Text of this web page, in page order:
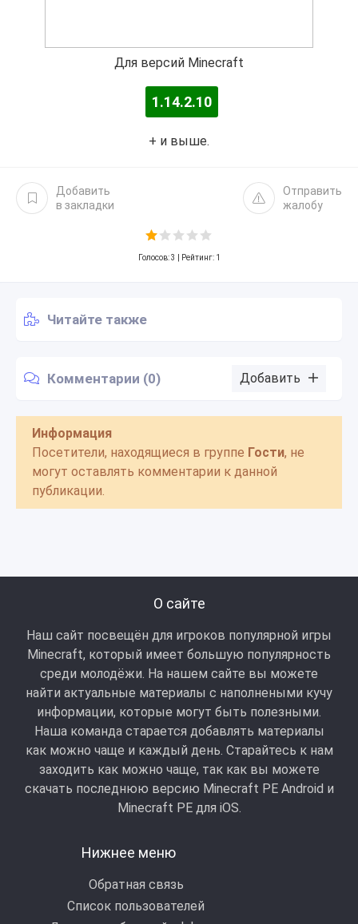
Для версий Minecraft
1.14.2.10
+ и выше.
Добавить
в закладки
Отправить
жалобу
Голосов:3 | Рейтинг: 1
Читайте также
Комментарии (0) Добавить
Информация
Посетители, находящиеся в группе Гости, не
могут оставлять комментарии к данной
публикации.
О сайте
Наш сайт посвещён для игроков популярной игры
Minecraft, который имеет большую популярность
среди молодёжи. На нашем сайте вы можете
найти актуальные материалы с наполнеными кучу
информации, которые могут быть полезными.
Наша команда старается добавлять материалы
как можно чаще и каждый день. Старайтесь к нам
заходить как можно чаще, так как вы можете
скачать последнюю версию Minecraft PE Android и
Minecraft РЕ для iOS.
Нижнее меню
Обратная связь
Список пользователей